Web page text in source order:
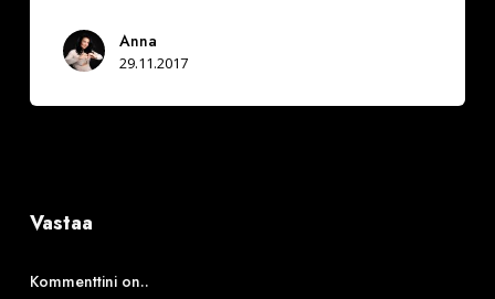
Anna
29.11.2017
Vastaa
Kommenttini on..